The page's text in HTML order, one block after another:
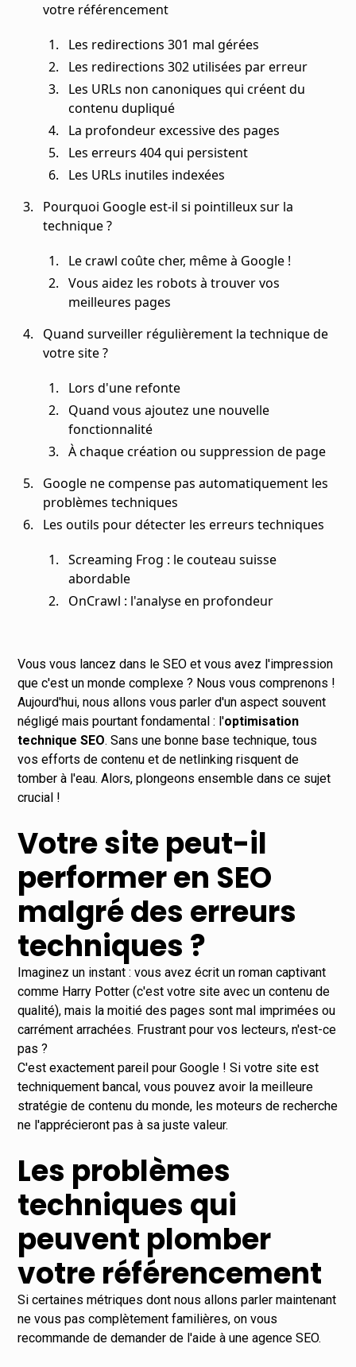
votre référencement
Les redirections 301 mal gérées
Les redirections 302 utilisées par erreur
Les URLs non canoniques qui créent du
contenu dupliqué
La profondeur excessive des pages
Les erreurs 404 qui persistent
Les URLs inutiles indexées
Pourquoi Google est-il si pointilleux sur la
technique ?
Le crawl coûte cher, même à Google !
Vous aidez les robots à trouver vos
meilleures pages
Quand surveiller régulièrement la technique de
votre site ?
Lors d'une refonte
Quand vous ajoutez une nouvelle
fonctionnalité
À chaque création ou suppression de page
Google ne compense pas automatiquement les
problèmes techniques
Les outils pour détecter les erreurs techniques
Screaming Frog : le couteau suisse
abordable
OnCrawl : l'analyse en profondeur
Vous vous lancez dans le SEO et vous avez l'impression
que c'est un monde complexe ? Nous vous comprenons !
Aujourd'hui, nous allons vous parler d'un aspect souvent
négligé mais pourtant fondamental : l'optimisation
technique SEO. Sans une bonne base technique, tous
vos efforts de contenu et de netlinking risquent de
tomber à l'eau. Alors, plongeons ensemble dans ce sujet
crucial !
Votre site peut-il
performer en SEO
malgré des erreurs
techniques ?
Imaginez un instant : vous avez écrit un roman captivant
comme Harry Potter (c'est votre site avec un contenu de
qualité), mais la moitié des pages sont mal imprimées ou
carrément arrachées. Frustrant pour vos lecteurs, n'est-ce
pas ?
C'est exactement pareil pour Google ! Si votre site est
techniquement bancal, vous pouvez avoir la meilleure
stratégie de contenu du monde, les moteurs de recherche
ne l'apprécieront pas à sa juste valeur.
Les problèmes
techniques qui
peuvent plomber
votre référencement
Si certaines métriques dont nous allons parler maintenant
ne vous pas complètement familières, on vous
recommande de demander de l'aide à uneagence SEO.